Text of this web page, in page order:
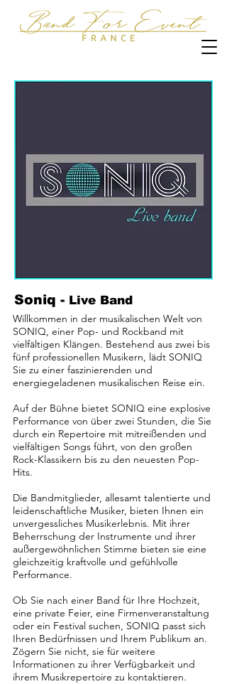
Soniq - Live Band
Willkommen in der musikalischen Welt von
SONIQ, einer Pop- und Rockband mit
vielfältigen Klängen. Bestehend aus zwei bis
fünf professionellen Musikern, lädt SONIQ
Sie zu einer faszinierenden und
energiegeladenen musikalischen Reise ein.
Auf der Bühne bietet SONIQ eine explosive
Performance von über zwei Stunden, die Sie
durch ein Repertoire mit mitreißenden und
vielfältigen Songs führt, von den großen
Rock-Klassikern bis zu den neuesten Pop-
Hits.
Die Bandmitglieder, allesamt talentierte und
leidenschaftliche Musiker, bieten Ihnen ein
unvergessliches Musikerlebnis. Mit ihrer
Beherrschung der Instrumente und ihrer
außergewöhnlichen Stimme bieten sie eine
gleichzeitig kraftvolle und gefühlvolle
Performance.
Ob Sie nach einer Band für Ihre Hochzeit,
eine private Feier, eine Firmenveranstaltung
oder ein Festival suchen, SONIQ passt sich
Ihren Bedürfnissen und Ihrem Publikum an.
Zögern Sie nicht, sie für weitere
Informationen zu ihrer Verfügbarkeit und
ihrem Musikrepertoire zu kontaktieren.